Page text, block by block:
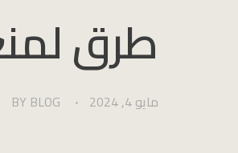
طرق
مايو 4, 2024 BY BLOG